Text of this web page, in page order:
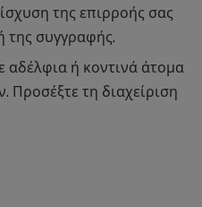
της επιρροής σας
της συγγραφής.
αδέλφια ή κοντινά άτομα
Προσέξτε τη διαχείριση